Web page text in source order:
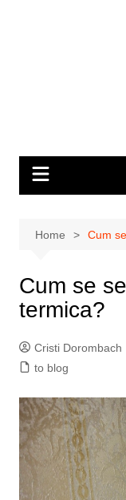
Home Cum
Cum se
termica?
Cristi Dorombach
to blog